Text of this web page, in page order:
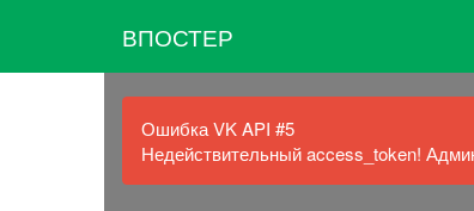
ВПОСТЕР
Ошибка VK API #5
Недействительный access_token!